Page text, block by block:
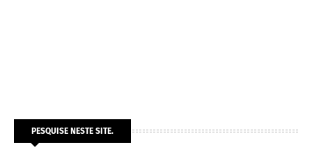
PESQUISE NESTE SITE.